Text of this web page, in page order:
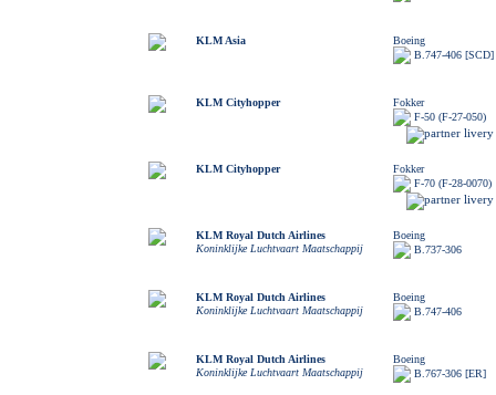
KLM Asia
Boeing
B.747-406 [SCD]
KLM Cityhopper
Fokker
F-50 (F-27-050)
KLM Cityhopper
Fokker
F-70 (F-28-0070)
KLM Royal Dutch Airlines
Koninklijke Luchtvaart Maatschappij
Boeing
B.737-306
KLM Royal Dutch Airlines
Koninklijke Luchtvaart Maatschappij
Boeing
B.747-406
KLM Royal Dutch Airlines
Koninklijke Luchtvaart Maatschappij
Boeing
B.767-306 [ER]